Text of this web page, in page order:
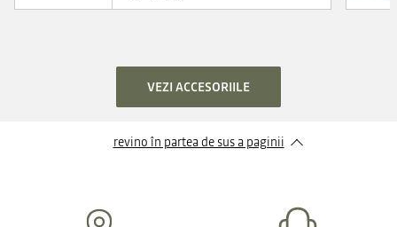
VEZI ACCESORIILE
revino în partea de sus a paginii